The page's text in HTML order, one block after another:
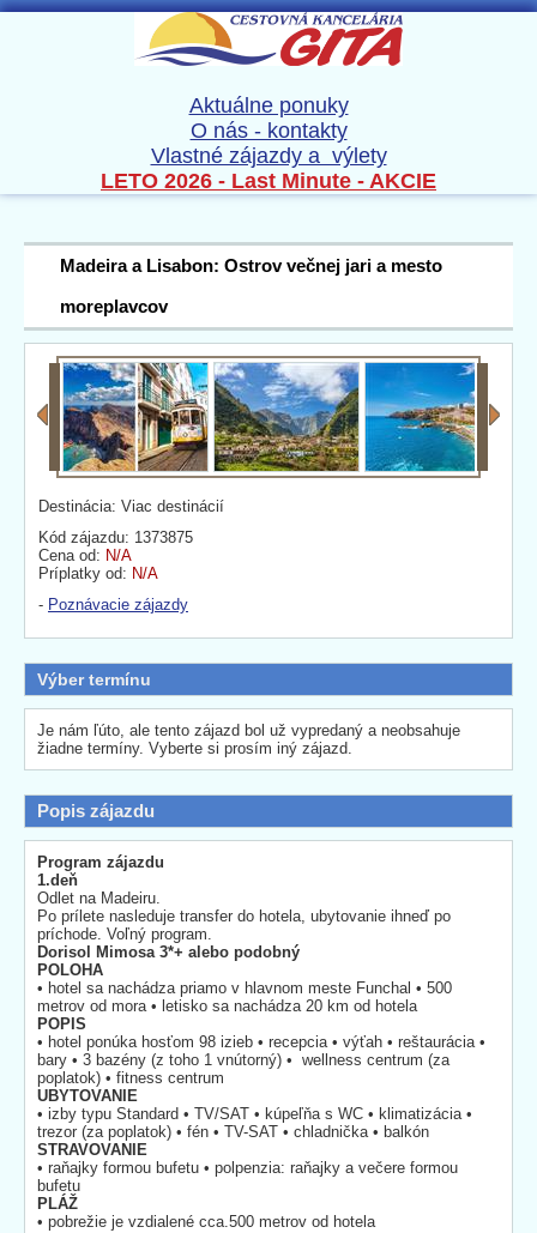
Aktuálne ponuky
O nás - kontakty
Vlastné zájazdy a výlety
LETO 2026 - Last Minute - AKCIE
Madeira a Lisabon: Ostrov večnej jari a mesto
moreplavcov
Destinácia: Viac destinácií
Kód zájazdu: 1373875
Cena od: N/A
Príplatky od: N/A
- Poznávacie zájazdy
Výber termínu
Je nám ľúto, ale tento zájazd bol už vypredaný a neobsahuje
žiadne termíny. Vyberte si prosím iný zájazd.
Popis zájazdu
Program zájazdu
1.deň
Odlet na Madeiru.
Po prílete nasleduje transfer do hotela, ubytovanie ihneď po
príchode. Voľný program.
Dorisol Mimosa 3*+ alebo podobný
POLOHA
• hotel sa nachádza priamo v hlavnom meste Funchal • 500
metrov od mora • letisko sa nachádza 20 km od hotela
POPIS
• hotel ponúka hosťom 98 izieb • recepcia • výťah • reštaurácia •
bary • 3 bazény (z toho 1 vnútorný) • wellness centrum (za
poplatok) • fitness centrum
UBYTOVANIE
• izby typu Standard • TV/SAT • kúpeľňa s WC • klimatizácia •
trezor (za poplatok) • fén • TV-SAT • chladnička • balkón
STRAVOVANIE
• raňajky formou bufetu • polpenzia: raňajky a večere formou
bufetu
PLÁŽ
• pobrežie je vzdialené cca.500 metrov od hotela